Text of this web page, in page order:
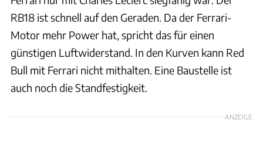
RB18 ist schnell auf den Geraden. Da der Ferrari-
Motor mehr Power hat, spricht das für einen
günstigen Luftwiderstand. In den Kurven kann Red
Bull mit Ferrari nicht mithalten. Eine Baustelle ist
auch noch die Standfestigkeit.
ANZEIGE